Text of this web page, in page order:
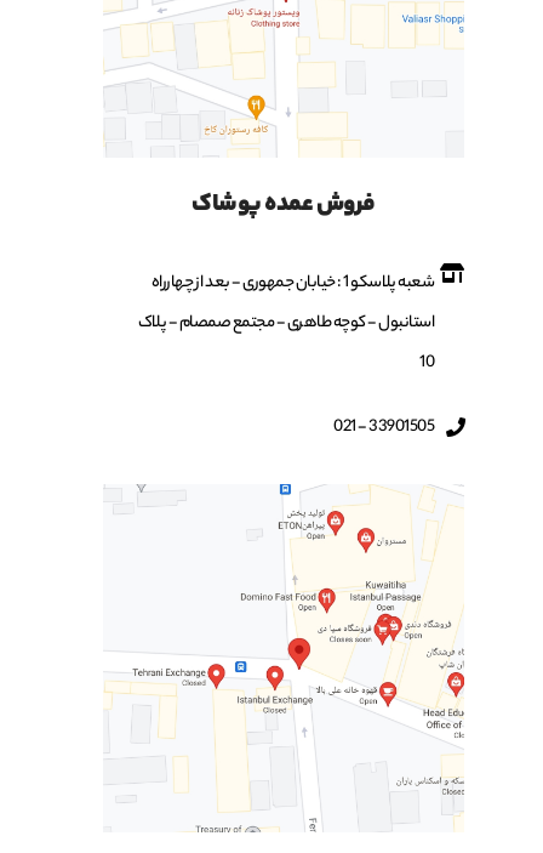
فروش عمده پوشاک
شعبه پلاسکو 1 : خیابان جمهوری - بعد از چهارراه
استانبول - کوچه طاهری - مجتمع صمصام - پلاک
10
33901505 - 021